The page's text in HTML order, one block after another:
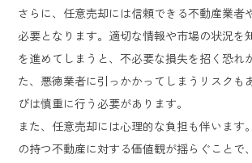
さらに、任意売却には信頼できる不動産業者
必要となります。適切な情報や市場の状況を
を進めてしまうと、不必要な損失を招く恐れ
た、悪徳業者に引っかかってしまうリスクも
びは慎重に行う必要があります。
また、任意売却には心理的な負担も伴います
の持つ不動産に対する価値観が揺らぐことで